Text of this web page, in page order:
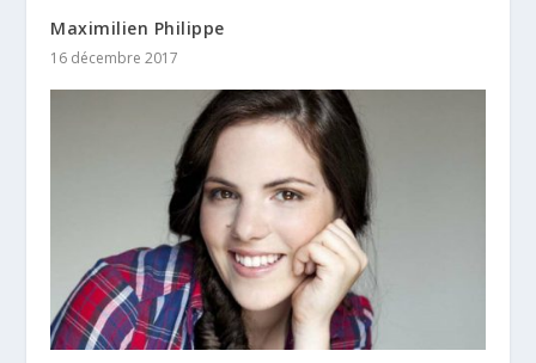
Maximilien Philippe
16 décembre 2017